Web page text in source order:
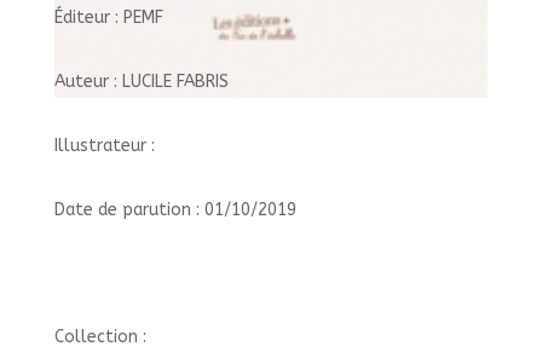
Éditeur : PEMF
Auteur : LUCILE FABRIS
Illustrateur :
Date de parution : 01/10/2019
Collection :